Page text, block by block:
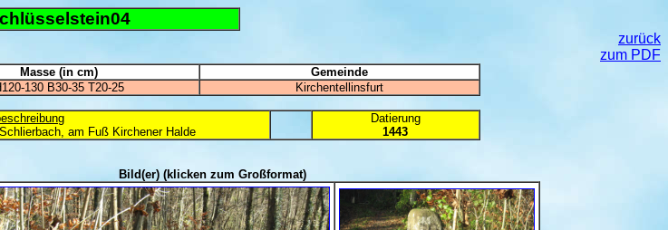
zurück
zum PDF
Masse (in cm)
Gemeinde
130 B30-35 T20-25 Kirchentellinsfurt
am Fuß Kirchener Halde
Datierung
1443
Bild(er) (klicken zum Großformat)